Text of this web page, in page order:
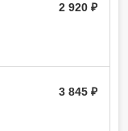
2 920
3 845